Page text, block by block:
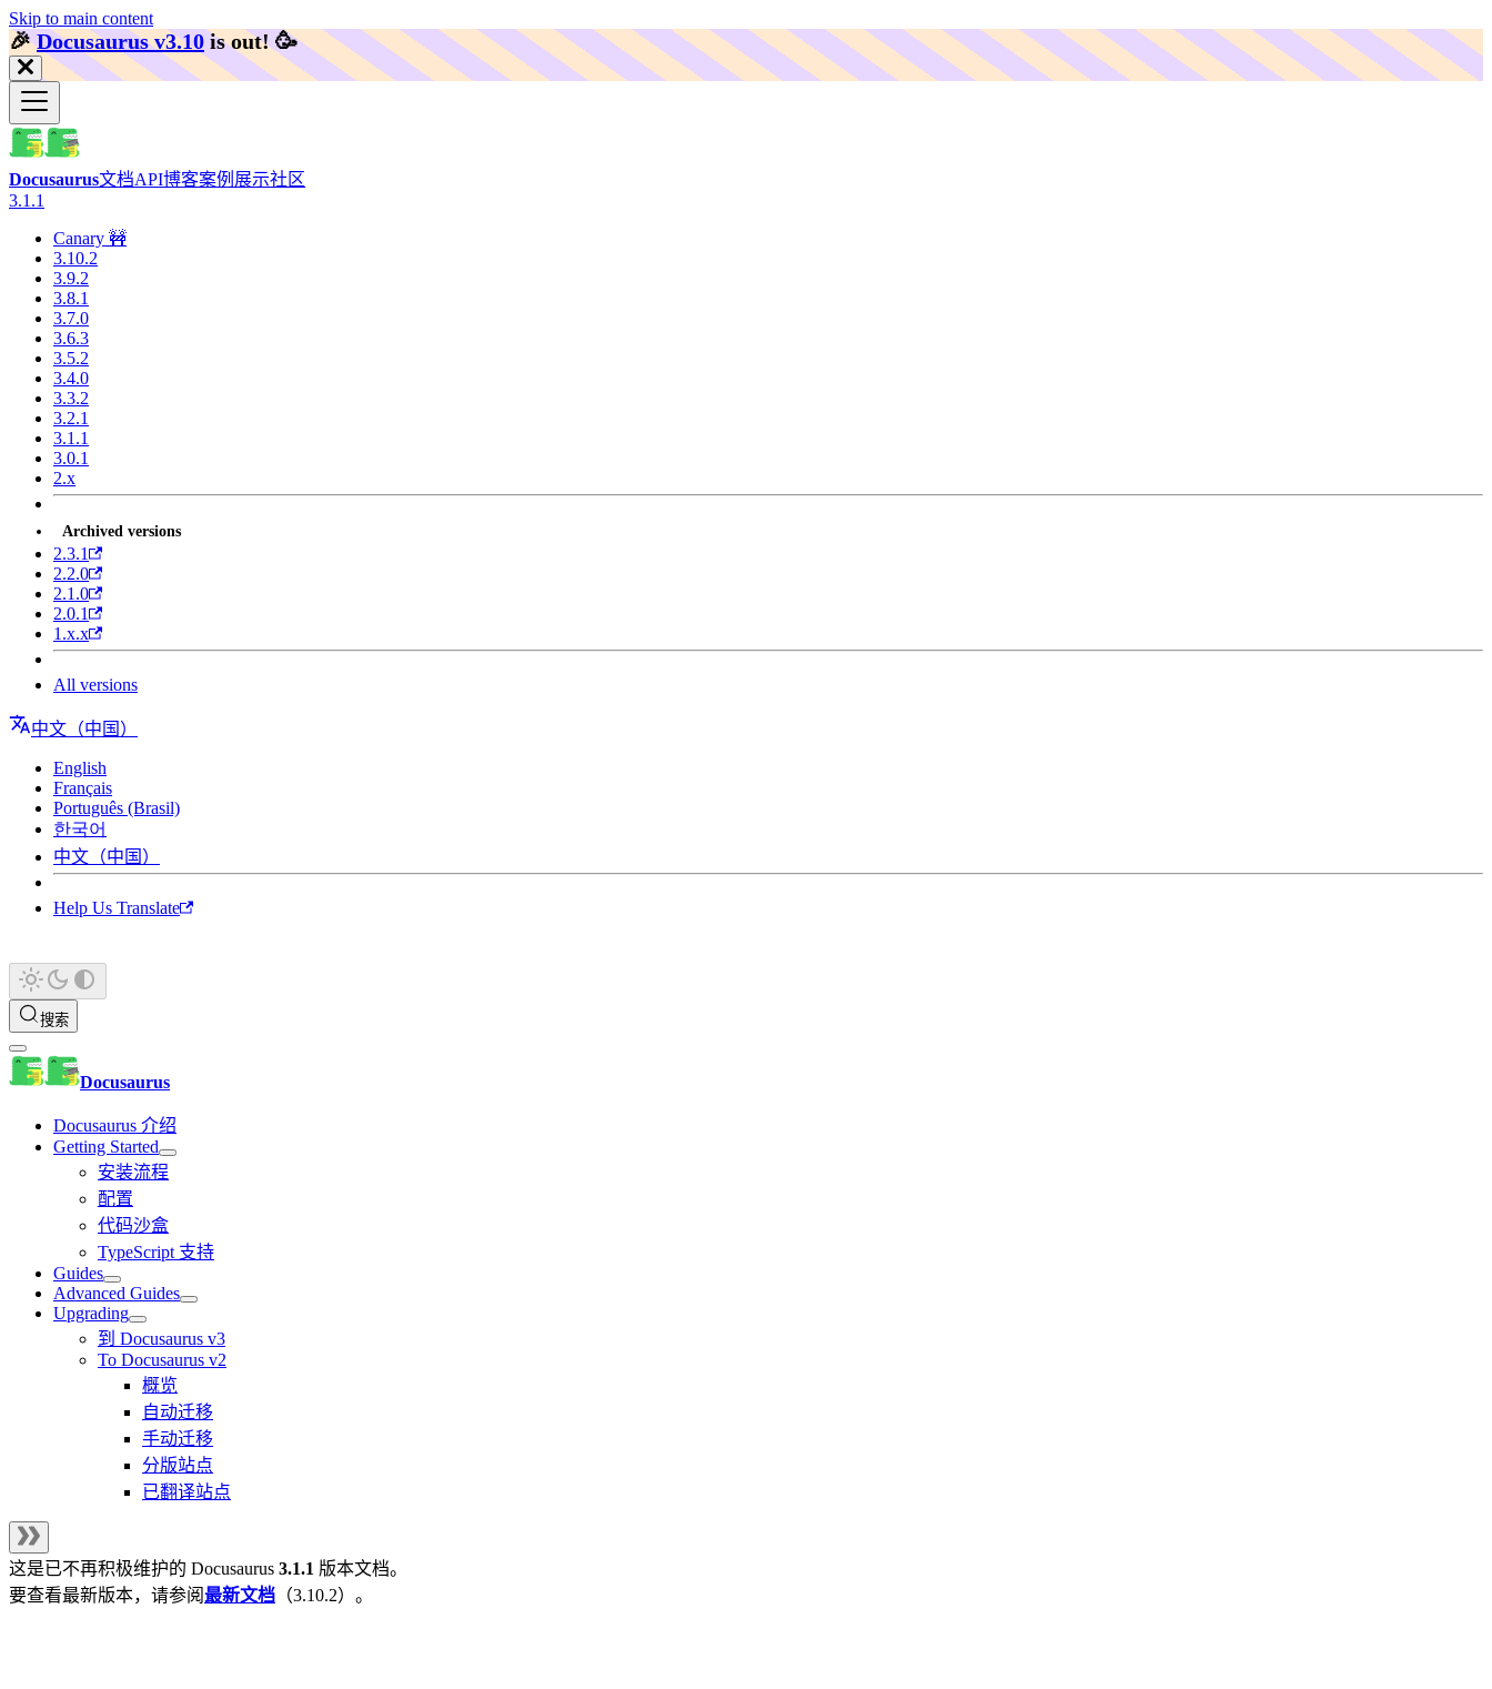
Skip to main content
🎉️Docusaurus v3.10 is out! 🥳️
Docusaurus文档API博客案例展示社区
3.1.1
Canary 🚧
3.10.2
3.9.2
3.8.1
3.7.0
3.6.3
3.5.2
3.4.0
3.3.2
3.2.1
3.1.1
3.0.1
2.x
Archived versions
2.3.1
2.2.0
2.1.0
2.0.1
1.x.x
All versions
中文（中国）
English
Français
Português (Brasil)
한국어
中文（中国）
Help Us Translate
搜索
Docusaurus
Docusaurus 介绍
Getting Started
安装流程
配置
代码沙盒
TypeScript 支持
Guides
Advanced Guides
Upgrading
到 Docusaurus v3
To Docusaurus v2
概览
自动迁移
手动迁移
分版站点
已翻译站点
这是已不再积极维护的 Docusaurus 3.1.1 版本文档。
要查看最新版本，请参阅最新文档 （3.10.2）。